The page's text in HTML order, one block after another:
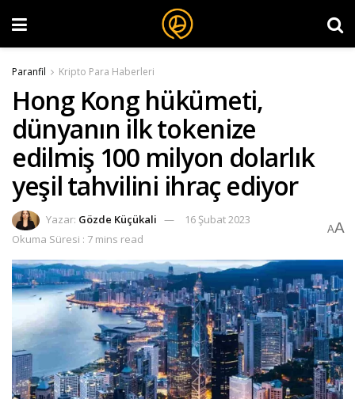
Paranfil Kripto Para Haberleri
Hong Kong hükümeti,
dünyanın ilk tokenize
edilmiş 100 milyon dolarlık
yeşil tahvilini ihraç ediyor
Yazar: Gözde Küçükali
16 Şubat 2023
Okuma Süresi : 7 mins read
AA